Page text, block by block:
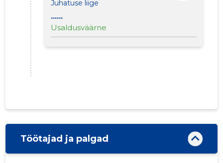
Juhatuse liige
......
Usaldusväärne
Töötajad ja palgad